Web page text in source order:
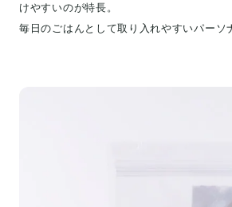
けやすいのが特長。
毎日のごはんとして取り入れやすいパーソ